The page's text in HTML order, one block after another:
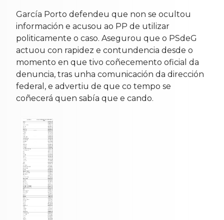
García Porto defendeu que non se ocultou
información e acusou ao PP de utilizar
politicamente o caso. Asegurou que o PSdeG
actuou con rapidez e contundencia desde o
momento en que tivo coñecemento oficial da
denuncia, tras unha comunicación da dirección
federal, e advertiu de que co tempo se
coñecerá quen sabía que e cando.